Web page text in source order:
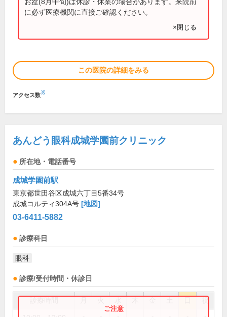
に必ず医療機関に直接ご確認ください。
×閉じる
この医院の詳細をみる
アクセス数※
あんどう眼科成城学園前クリニック
所在地・電話番号
成城学園前駅
東京都世田谷区成城六丁目5番34号
成城コルティ304A号 [地図]
03-6411-5882
診療科目
眼科
診療/受付時間・休診日
祝